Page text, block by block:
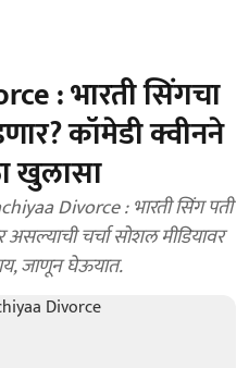
: भारती सिंगचा
कॉमेडी क्वीनने
खुलासा
Divorce : भारती सिंग पती
असल्याची चर्चा सोशल मीडियावर
जाणून घेऊयात.